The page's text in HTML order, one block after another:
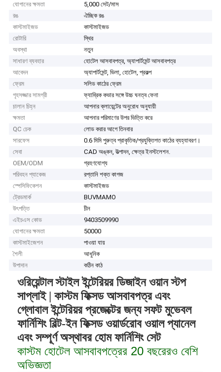
যোগানের ক্ষমতা
5,000 সেট/মাস
রঙ
ঐচ্ছিক রঙ
কাস্টমাইজড
কাস্টমাইজড
রোটারি
স্থির
অবস্থা
নতুন
সাধারণ ব্যবহার
হোটেল আসবাবপত্র, অ্যাপার্টমেন্ট আসবাবপত্র
আবেদন
অ্যাপার্টমেন্ট, ভিলা, হোটেল, প্রকল্প
ফ্রেম
সলিড কাঠের ফ্রেম
গৃহসজ্জার সামগ্রী
ফ্যাব্রিক কভার সঙ্গে উচ্চ ঘনত্ব ফেনা
চালান চিহ্ন
আপনার ক্লায়েন্টের অনুরোধ অনুযায়ী
ক্ষমতা
আপনার পরিমাণের উপর ভিত্তি করে
QC চেক
লোড করার আগে তিনবার
সারফেস
0.6 মিমি পুরুত্ব প্রাকৃতিক/প্রযুক্তিগত কাঠের ব্যহ্যাবরণ।
সেবা
CAD অঙ্কন, উত্পাদন, ক্ষেত্র ইনস্টলেশন.
OEM/ODM
গ্রহণযোগ্য
পরিবহন প্যাকেজ
রপ্তানি শক্ত কাগজ
স্পেসিফিকেশন
কাস্টমাইজড
ট্রেডমার্ক
BUVMAMO
উৎপত্তি
চীন
এইচএস কোড
9403509990
যোগানের ক্ষমতা
50000
কাস্টমাইজেশন
পাওয়া যায়
শৈলী
আধুনিক
উপাদান
কঠিন কাঠ
ওরিয়েন্টাল স্টাইল ইন্টেরিয়র ডিজাইন ওয়ান স্টপ
সাপ্লাই | কাস্টম ফিক্সড আসবাবপত্র এবং
গ্লোবাল ইন্টেরিয়র প্রজেক্টের জন্য সফট মুভেবল
ফার্নিশিং বিল্ট-ইন ফিক্সড ওয়ার্ডরোব ওয়াল প্যানেল
এবং সম্পূর্ণ অস্থাবর হোম ফার্নিশিং সেট
কাস্টম হোটেল আসবাবপত্রের 20 বছরেরও বেশি
অভিজ্ঞতা